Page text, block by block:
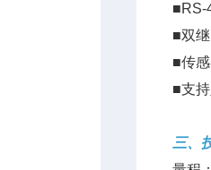
■RS-
■双
■传
■支
三、